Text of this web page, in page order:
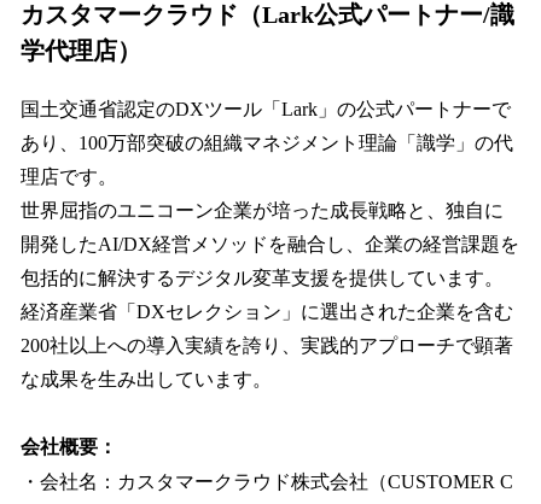
カスタマークラウド（Lark公式パートナー/識
学代理店）
国土交通省認定のDXツール「Lark」の公式パートナーで
あり、100万部突破の組織マネジメント理論「識学」の代
理店です。
世界屈指のユニコーン企業が培った成長戦略と、独自に
開発したAI/DX経営メソッドを融合し、企業の経営課題を
包括的に解決するデジタル変革支援を提供しています。
経済産業省「DXセレクション」に選出された企業を含む
200社以上への導入実績を誇り、実践的アプローチで顕著
な成果を生み出しています。
会社概要：
・会社名：カスタマークラウド株式会社（CUSTOMER C